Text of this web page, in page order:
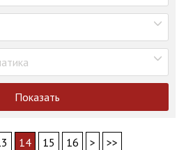
Показать
14 15 16 > >>